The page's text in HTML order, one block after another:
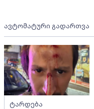
ავტომატური გადართვა
ტარდება